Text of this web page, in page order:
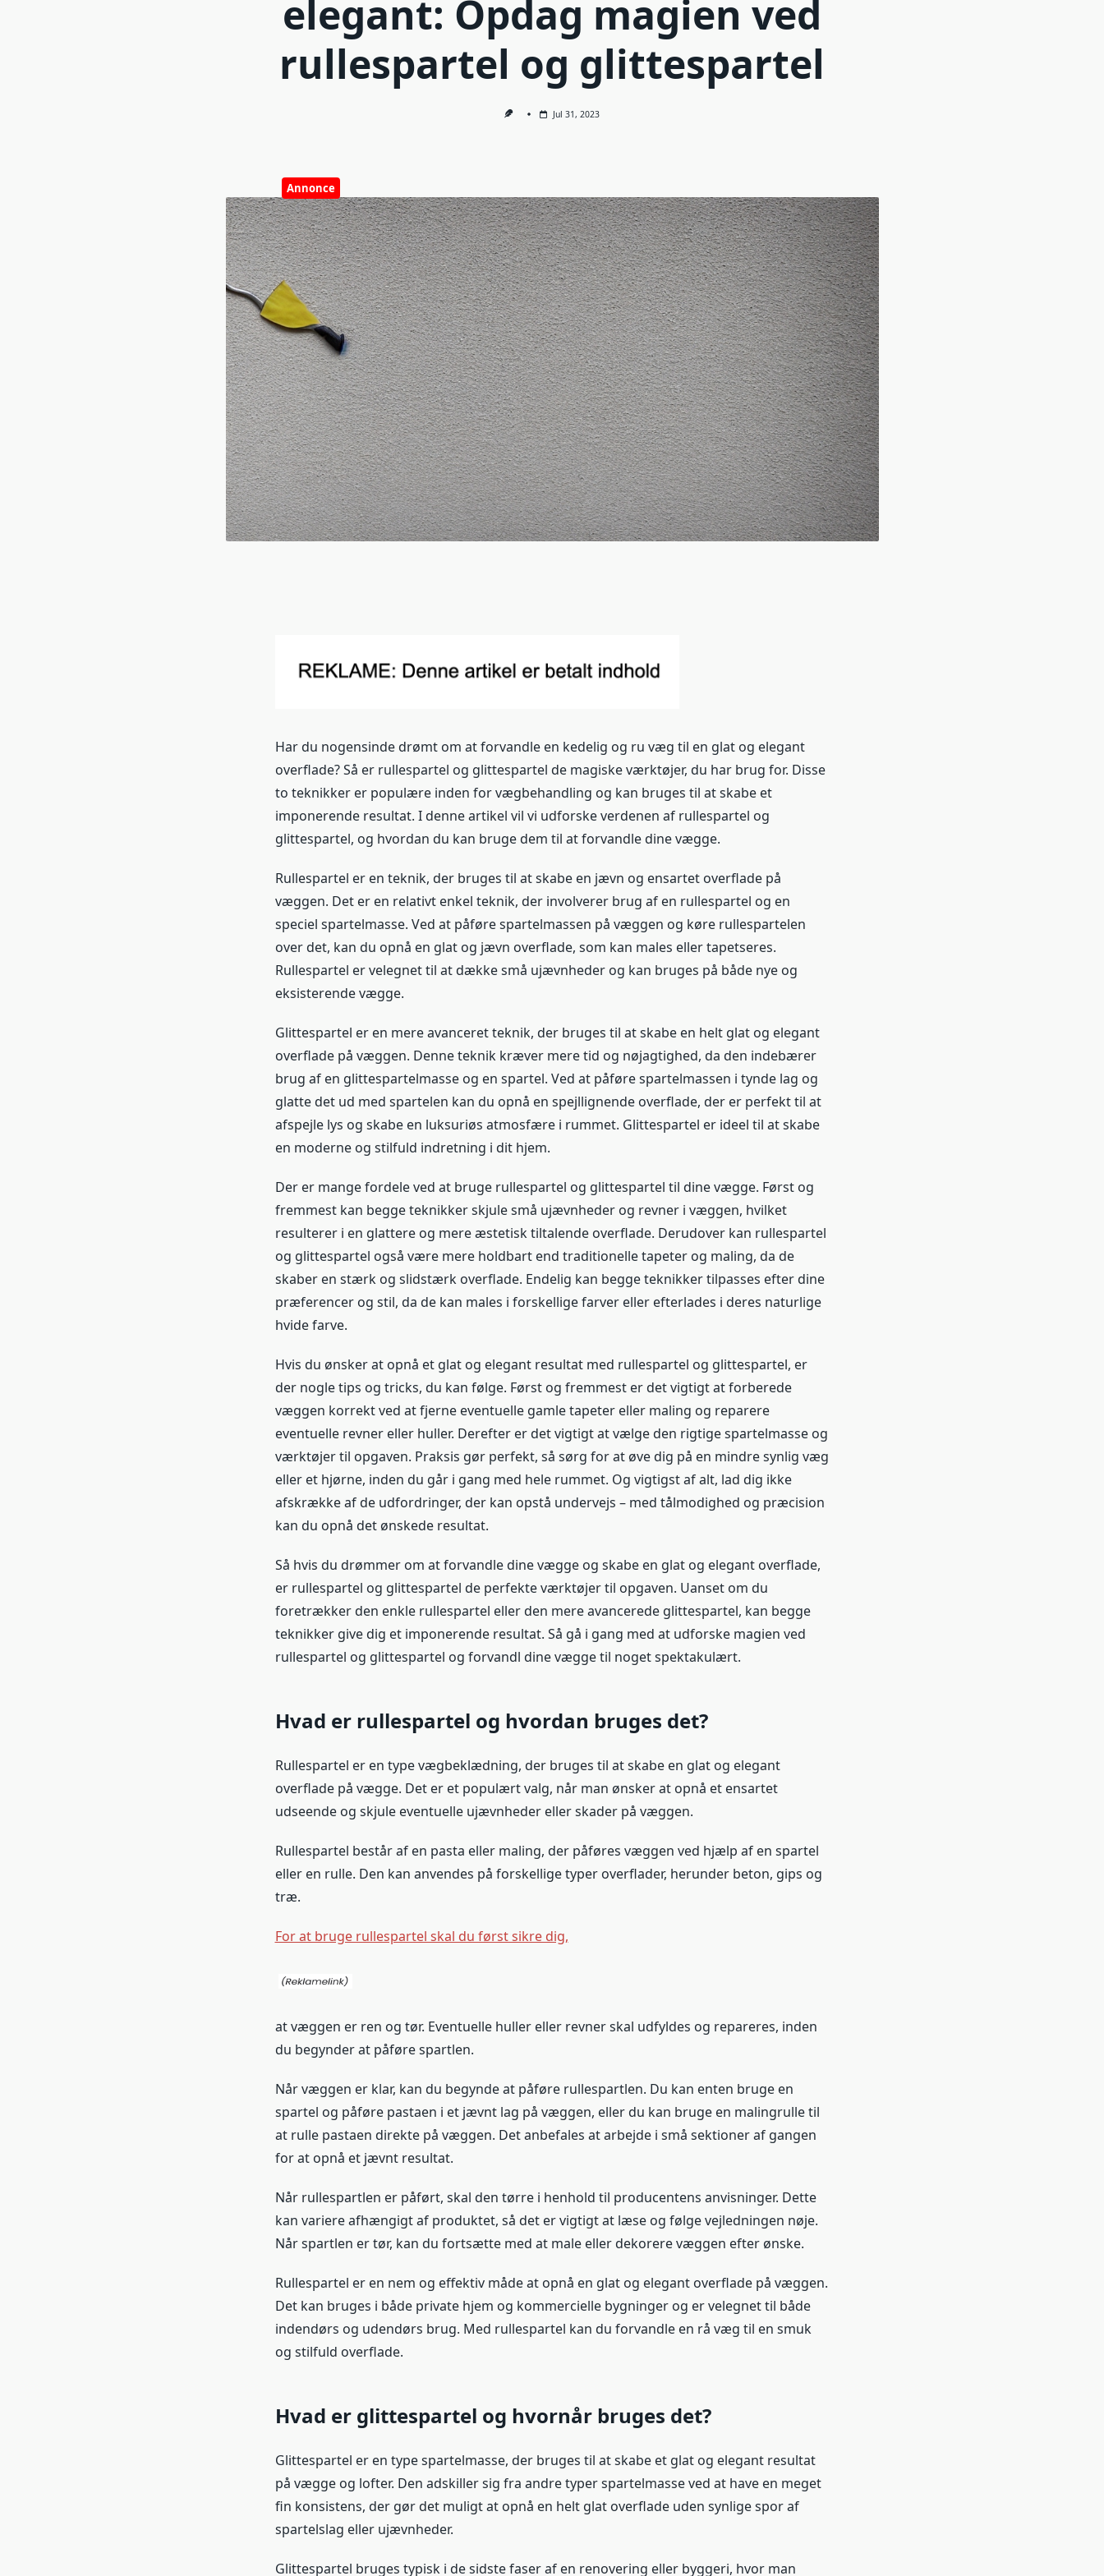
elegant: Opdag magien ved
rullespartel og glittespartel
Jul 31, 2023
Annonce
Har du nogensinde drømt om at forvandle en kedelig og ru væg til en glat og elegant
overflade? Så er rullespartel og glittespartel de magiske værktøjer, du har brug for. Disse
to teknikker er populære inden for vægbehandling og kan bruges til at skabe et
imponerende resultat. I denne artikel vil vi udforske verdenen af rullespartel og
glittespartel, og hvordan du kan bruge dem til at forvandle dine vægge.
Rullespartel er en teknik, der bruges til at skabe en jævn og ensartet overflade på
væggen. Det er en relativt enkel teknik, der involverer brug af en rullespartel og en
speciel spartelmasse. Ved at påføre spartelmassen på væggen og køre rullespartelen
over det, kan du opnå en glat og jævn overflade, som kan males eller tapetseres.
Rullespartel er velegnet til at dække små ujævnheder og kan bruges på både nye og
eksisterende vægge.
Glittespartel er en mere avanceret teknik, der bruges til at skabe en helt glat og elegant
overflade på væggen. Denne teknik kræver mere tid og nøjagtighed, da den indebærer
brug af en glittespartelmasse og en spartel. Ved at påføre spartelmassen i tynde lag og
glatte det ud med spartelen kan du opnå en spejllignende overflade, der er perfekt til at
afspejle lys og skabe en luksuriøs atmosfære i rummet. Glittespartel er ideel til at skabe
en moderne og stilfuld indretning i dit hjem.
Der er mange fordele ved at bruge rullespartel og glittespartel til dine vægge. Først og
fremmest kan begge teknikker skjule små ujævnheder og revner i væggen, hvilket
resulterer i en glattere og mere æstetisk tiltalende overflade. Derudover kan rullespartel
og glittespartel også være mere holdbart end traditionelle tapeter og maling, da de
skaber en stærk og slidstærk overflade. Endelig kan begge teknikker tilpasses efter dine
præferencer og stil, da de kan males i forskellige farver eller efterlades i deres naturlige
hvide farve.
Hvis du ønsker at opnå et glat og elegant resultat med rullespartel og glittespartel, er
der nogle tips og tricks, du kan følge. Først og fremmest er det vigtigt at forberede
væggen korrekt ved at fjerne eventuelle gamle tapeter eller maling og reparere
eventuelle revner eller huller. Derefter er det vigtigt at vælge den rigtige spartelmasse og
værktøjer til opgaven. Praksis gør perfekt, så sørg for at øve dig på en mindre synlig væg
eller et hjørne, inden du går i gang med hele rummet. Og vigtigst af alt, lad dig ikke
afskrække af de udfordringer, der kan opstå undervejs – med tålmodighed og præcision
kan du opnå det ønskede resultat.
Så hvis du drømmer om at forvandle dine vægge og skabe en glat og elegant overflade,
er rullespartel og glittespartel de perfekte værktøjer til opgaven. Uanset om du
foretrækker den enkle rullespartel eller den mere avancerede glittespartel, kan begge
teknikker give dig et imponerende resultat. Så gå i gang med at udforske magien ved
rullespartel og glittespartel og forvandl dine vægge til noget spektakulært.
Hvad er rullespartel og hvordan bruges det?
Rullespartel er en type vægbeklædning, der bruges til at skabe en glat og elegant
overflade på vægge. Det er et populært valg, når man ønsker at opnå et ensartet
udseende og skjule eventuelle ujævnheder eller skader på væggen.
Rullespartel består af en pasta eller maling, der påføres væggen ved hjælp af en spartel
eller en rulle. Den kan anvendes på forskellige typer overflader, herunder beton, gips og
træ.
For at bruge rullespartel skal du først sikre dig,
at væggen er ren og tør. Eventuelle huller eller revner skal udfyldes og repareres, inden
du begynder at påføre spartlen.
Når væggen er klar, kan du begynde at påføre rullespartlen. Du kan enten bruge en
spartel og påføre pastaen i et jævnt lag på væggen, eller du kan bruge en malingrulle til
at rulle pastaen direkte på væggen. Det anbefales at arbejde i små sektioner af gangen
for at opnå et jævnt resultat.
Når rullespartlen er påført, skal den tørre i henhold til producentens anvisninger. Dette
kan variere afhængigt af produktet, så det er vigtigt at læse og følge vejledningen nøje.
Når spartlen er tør, kan du fortsætte med at male eller dekorere væggen efter ønske.
Rullespartel er en nem og effektiv måde at opnå en glat og elegant overflade på væggen.
Det kan bruges i både private hjem og kommercielle bygninger og er velegnet til både
indendørs og udendørs brug. Med rullespartel kan du forvandle en rå væg til en smuk
og stilfuld overflade.
Hvad er glittespartel og hvornår bruges det?
Glittespartel er en type spartelmasse, der bruges til at skabe et glat og elegant resultat
på vægge og lofter. Den adskiller sig fra andre typer spartelmasse ved at have en meget
fin konsistens, der gør det muligt at opnå en helt glat overflade uden synlige spor af
spartelslag eller ujævnheder.
Glittespartel bruges typisk i de sidste faser af en renovering eller byggeri, hvor man